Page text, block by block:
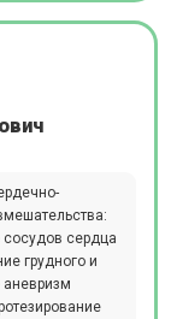
сосудов сердца
грудного и
аневризм